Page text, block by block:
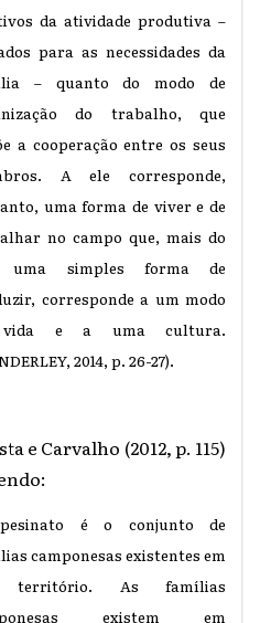
da atividade produtiva –
para as necessidades da
– quanto do modo de
do trabalho, que
a cooperação entre os seus
A ele corresponde,
uma forma de viver e de
no campo que, mais do
uma simples forma de
corresponde a um modo
e a uma cultura.
2014, p. 26-27).
Carvalho (2012, p. 115)
é o conjunto de
camponesas existentes em
território. As famílias
existem em